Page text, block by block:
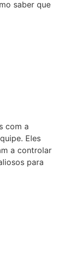
saber que
com a
Eles
a controlar
para